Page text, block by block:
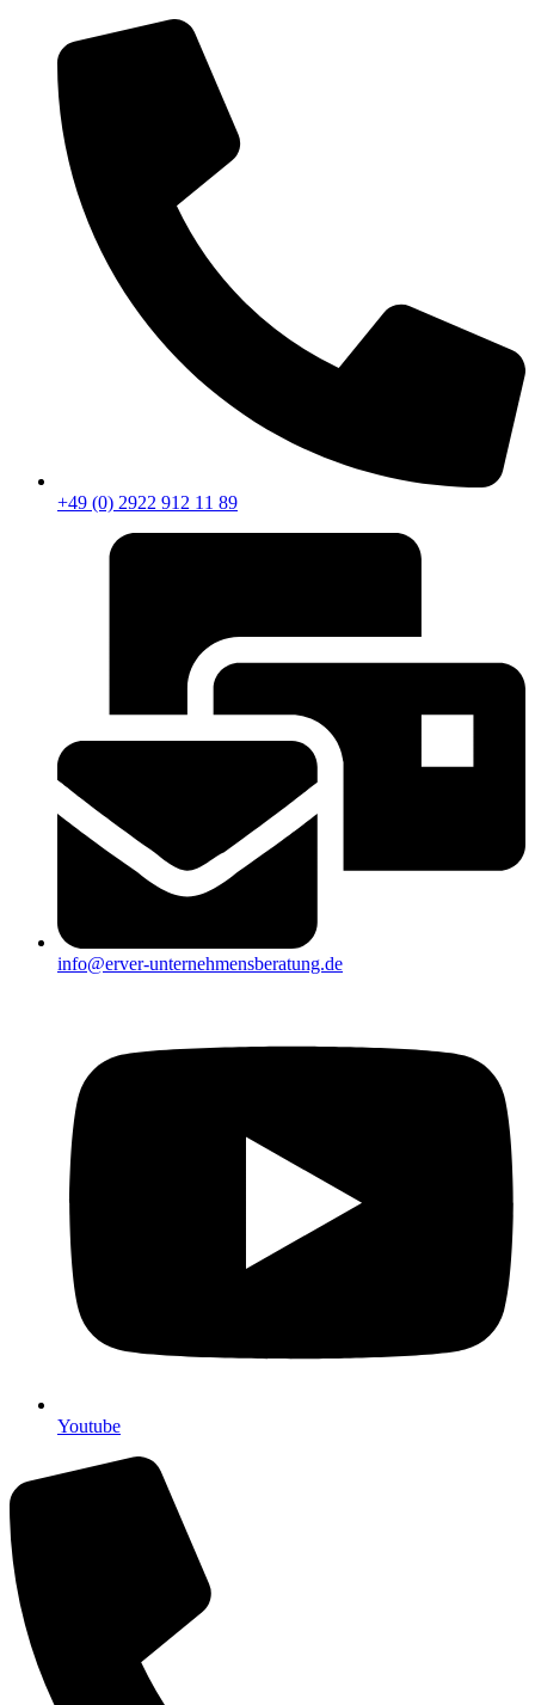
+49 (0) 2922 912 11 89
info@erver-unternehmensberatung.de
Youtube